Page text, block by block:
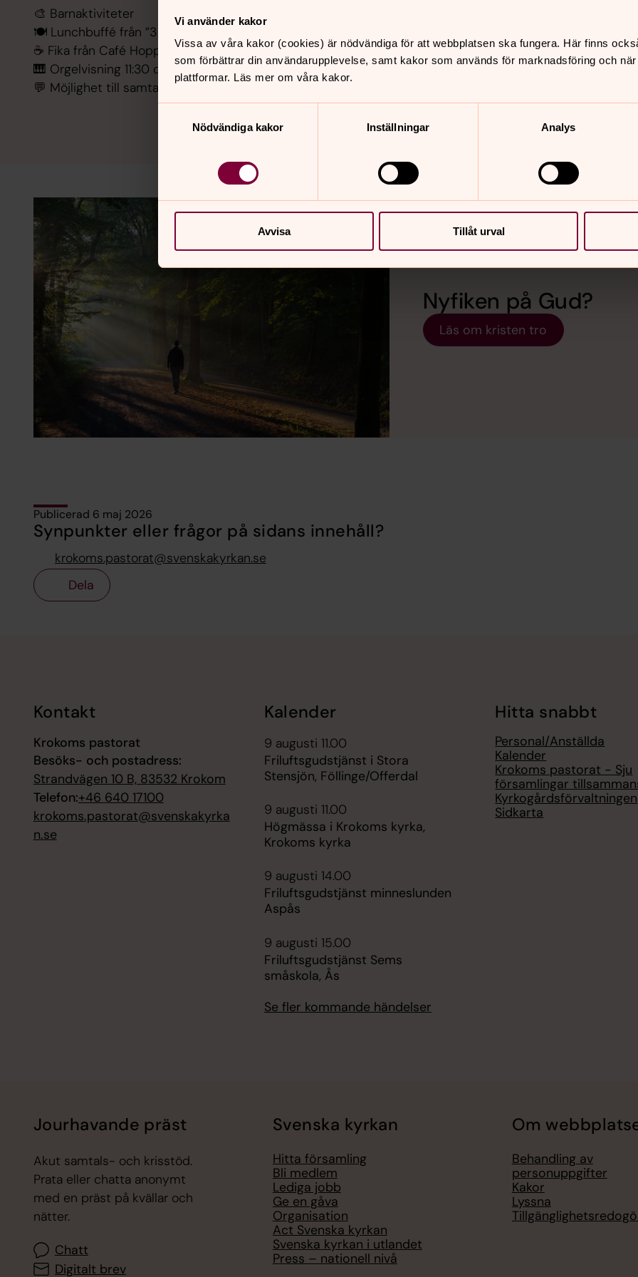
Vi använder kakor
Vissa av våra kakor (cookies) är nödvändiga för att webbplatsen ska fungera. Här finns
som förbättrar din användarupplevelse, samt kakor som används för marknadsföring och
plattformar. Läs mer om våra kakor.
Nödvändiga kakor
Inställningar Analys
Avvisa Tillåt urval
🎨 Barnaktiviteter
🍽️ Lunchbuffé från ”3 Kitchen”
☕ Fika från Café Hopp
🎹 Orgelvisning 11:30 och kl 14:00
💬 Möjlighet till samtal med präst och diakoniassistenter
Nyfiken på Gud?
Läs om kristen tro
Publicerad 6 maj 2026
Synpunkter eller frågor på sidans innehåll?
krokoms.pastorat@svenskakyrkan.se
Dela
Kontakt
Krokoms pastorat
Besöks- och postadress:
Strandvägen 10 B, 83532 Krokom
Telefon:+46 640 17100
krokoms.pastorat@svenskakyrka
n.se
Kalender
9 augusti 11.00
Friluftsgudstjänst i Stora
Stensjön, Föllinge/Offerdal
9 augusti 11.00
Högmässa i Krokoms kyrka,
Krokoms kyrka
9 augusti 14.00
Friluftsgudstjänst minneslunden
Aspås
9 augusti 15.00
Friluftsgudstjänst Sems
småskola, Ås
Se fler kommande händelser
Hitta snabbt
Personal/Anställda
Kalender
Krokoms pastorat - Sju
församlingar
Kyrkogårdsförvaltningen
Sidkarta
Jourhavande präst
Akut samtals- och krisstöd.
Prata eller chatta anonymt
med en präst på kvällar och
nätter.
Chatt
Digitalt brev
Svenska kyrkan
Hitta församling
Bli medlem
Lediga jobb
Ge en gåva
Organisation
Act Svenska kyrkan
Svenska kyrkan i utlandet
Press – nationell nivå
Om
Behandling av
personuppgifter
Kakor
Lyssna